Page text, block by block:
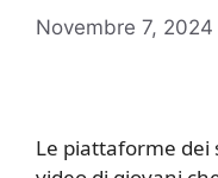
Novembre 7, 2024
Le piattaforme dei